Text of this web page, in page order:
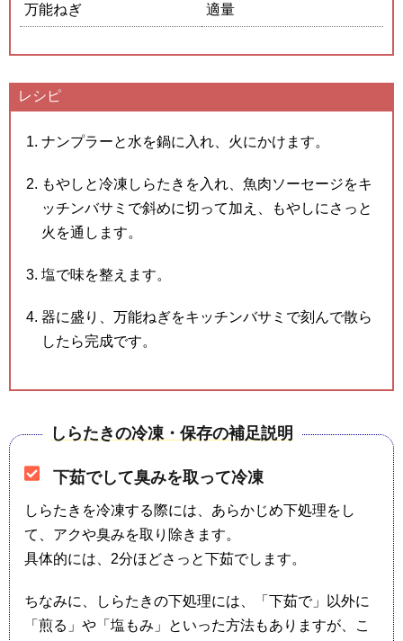
万能ねぎ 適量
レシピ
ナンプラーと水を鍋に入れ、火にかけます。
もやしと冷凍しらたきを入れ、魚肉ソーセージをキ
ッチンバサミで斜めに切って加え、もやしにさっと
火を通します。
塩で味を整えます。
器に盛り、万能ねぎをキッチンバサミで刻んで散ら
したら完成です。
しらたきの冷凍・保存の補足説明
下茹でして臭みを取って冷凍
しらたきを冷凍する際には、あらかじめ下処理をし
て、アクや臭みを取り除きます。
具体的には、2分ほどさっと下茹でします。
ちなみに、しらたきの下処理には、「下茹で」以外に
「煎る」や「塩もみ」といった方法もありますが、こ